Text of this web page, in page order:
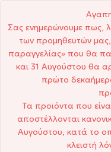
Σας ενημερώνουμε πως,
των προμηθευτών
παραγγελίας» που θα
και 31 Αυγούστου θα
πρώτο
Τα προϊόντα που
αποστέλλονται
Αυγούστου, κατά το
κλειστή